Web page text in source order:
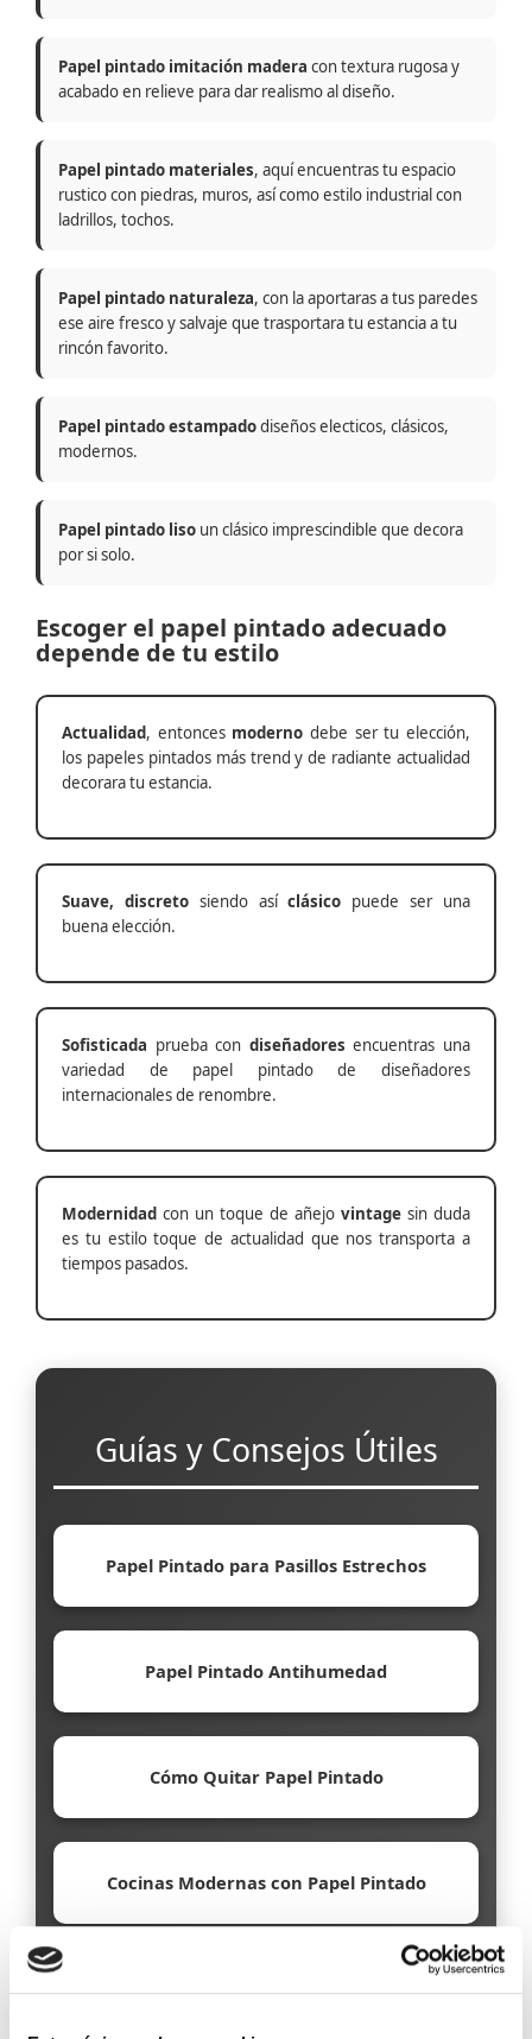
Papel pintado imitación madera con textura rugosa y
acabado en relieve para dar realismo al diseño.
Papel pintado materiales, aquí encuentras tu espacio
rustico con piedras, muros, así como estilo industrial con
ladrillos, tochos.
Papel pintado naturaleza, con la aportaras a tus paredes
ese aire fresco y salvaje que trasportara tu estancia a tu
rincón favorito.
Papel pintado estampadodiseños electicos, clásicos,
modernos.
Papel pintado liso un clásico imprescindible que decora
por si solo.
Escoger el papel pintado adecuado
depende de tu estilo
Actualidad, entonces moderno debe ser tu elección,
los papeles pintados más trend y de radiante actualidad
decorara tu estancia.
Suave, discretosiendo asíclásico puede ser una
buena elección.
Sofisticada prueba con diseñadores encuentras una
variedad de papel pintado de diseñadores
internacionales de renombre.
Modernidad con un toque de añejo vintage sin duda
es tu estilo toque de actualidad que nos transporta a
tiempos pasados.
Guías y Consejos Útiles
Papel Pintado para Pasillos Estrechos
Papel Pintado Antihumedad
Cómo Quitar Papel Pintado
Cocinas Modernas con Papel Pintado
Papel Pintado Ecológico